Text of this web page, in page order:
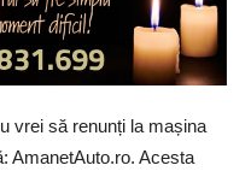
vrei să renunți la mașina
AmanetAuto.ro. Acesta